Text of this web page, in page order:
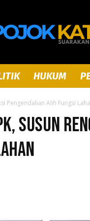
Pojok
HUKUM
Pengendalian Alih Fungsi
Susun